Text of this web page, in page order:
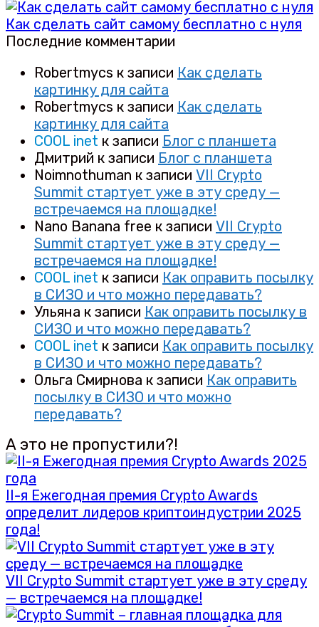
Как сделать сайт самому бесплатно с нуля
Последние комментарии
Robertmycs к записи Как сделать
картинку для сайта
Robertmycs к записи Как сделать
картинку для сайта
COOL inet к записи Блог с планшета
Дмитрий к записи Блог с планшета
Noimnothuman к записи VII Crypto
Summit стартует уже в эту среду —
встречаемся на площадке!
Nano Banana free к записи VII Crypto
Summit стартует уже в эту среду —
встречаемся на площадке!
COOL inet к записи Как оправить посылку
в СИЗО и что можно передавать?
Ульяна к записи Как оправить посылку в
СИЗО и что можно передавать?
COOL inet к записи Как оправить посылку
в СИЗО и что можно передавать?
Ольга Смирнова к записи Как оправить
посылку в СИЗО и что можно
передавать?
А это не пропустили?!
II-я Ежегодная премия Crypto Awards
определит лидеров криптоиндустрии 2025
года!
VII Crypto Summit стартует уже в эту среду
— встречаемся на площадке!